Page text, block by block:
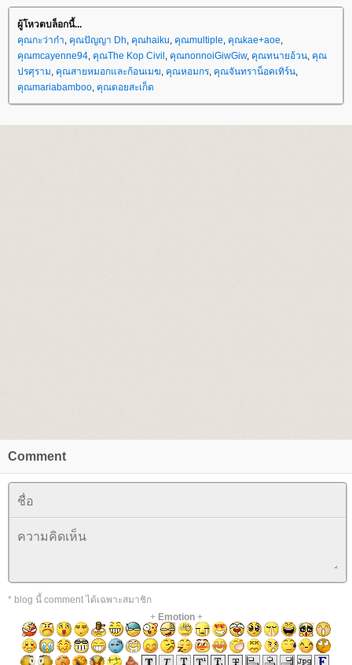
ผู้โหวตบล็อกนี้...
คุณกะว่าก๋า, คุณปัญญา Dh, คุณhaiku, คุณmultiple, คุณkae+aoe,
คุณmcayenne94, คุณThe Kop Civil , คุณnonnoiGiwGiw, คุณทนายอ้วน, คุณ
ปรศุราม, คุณสายหมอกและก้อนเมฆ, คุณหอมกร, คุณจันทราน็อคเทิร์น,
คุณmariabamboo, คุณดอยสะเก็ด
Comment
* blog นี้ comment ได้เฉพาะสมาชิก
+ Emotion+